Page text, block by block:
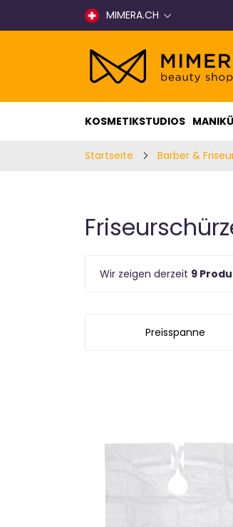
MIMERA.CH
KOSMETIKSTUDIOS
Startseite Barber &
Wir zeigen derzeit 9
Preisspanne